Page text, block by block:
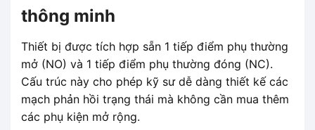
thông minh
Thiết bị được tích hợp sẵn 1 tiếp điểm phụ thường
mở (NO) và 1 tiếp điểm phụ thường đóng (NC).
Cấu trúc này cho phép kỹ sư dễ dàng thiết kế các
mạch phản hồi trạng thái mà không cần mua thêm
các phụ kiện mở rộng.